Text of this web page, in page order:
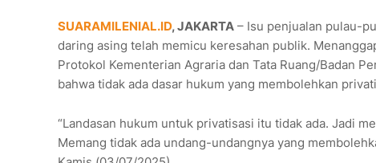
SUARAMILENIAL.ID, JAKARTA – Isu penjualan pulau-
daring asing telah memicu keresahan publik.
Protokol Kementerian Agraria dan Tata Ruang/Badan
bahwa tidak ada dasar hukum yang membolehkan
“Landasan hukum untuk privatisasi itu tidak ada. Jadi
Memang tidak ada undang-undangnya yang